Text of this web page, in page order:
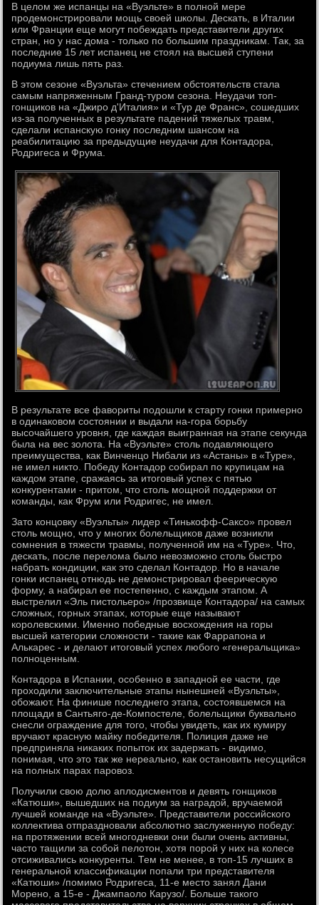
В целом же испанцы на «Вуэльте» в полной мере
продемонстрировали мощь своей школы. Дескать, в Италии
или Франции еще могут побеждать представители других
стран, но у нас дома - только по большим праздникам. Так, за
последние 15 лет испанец не стоял на высшей ступени
подиума лишь пять раз.
В этом сезоне «Вуэльта» стечением обстоятельств стала
самым напряженным Гранд-туром сезона. Неудачи топ-
гонщиков на «Джиро д'Италия» и «Тур де Франс», сошедших
из-за полученных в результате падений тяжелых травм,
сделали испанскую гонку последним шансом на
реабилитацию за предыдущие неудачи для Контадора,
Родригеса и Фрума.
В результате все фавориты подошли к старту гонки примерно
в одинаковом состоянии и выдали на-гора борьбу
высочайшего уровня, где каждая выигранная на этапе секунда
была на вес золота. На «Вуэльте» столь подавляющего
преимущества, как Винченцо Нибали из «Астаны» в «Туре»,
не имел никто. Победу Контадор собирал по крупицам на
каждом этапе, сражаясь за итоговый успех с пятью
конкурентами - притом, что столь мощной поддержки от
команды, как Фрум или Родригес, не имел.
Зато концовку «Вуэльты» лидер «Тинькофф-Саксо» провел
столь мощно, что у многих болельщиков даже возникли
сомнения в тяжести травмы, полученной им на «Туре». Что,
дескать, после перелома было невозможно столь быстро
набрать кондиции, как это сделал Контадор. Но в начале
гонки испанец отнюдь не демонстрировал феерическую
форму, а набирал ее постепенно, с каждым этапом. А
выстрелил «Эль пистольеро» /прозвище Контадора/ на самых
сложных, горных этапах, которые еще называют
королевскими. Именно победные восхождения на горы
высшей категории сложности - такие как Фаррапона и
Алькарес - и делают итоговый успех любого «генеральщика»
полноценным.
Контадора в Испании, особенно в западной ее части, где
проходили заключительные этапы нынешней «Вуэльты»,
обожают. На финише последнего этапа, состоявшемся на
площади в Сантьяго-де-Компостеле, болельщики буквально
снесли ограждение для того, чтобы увидеть, как их кумиру
вручают красную майку победителя. Полиция даже не
предприняла никаких попыток их задержать - видимо,
понимая, что это так же нереально, как остановить несущийся
на полных парах паровоз.
Получили свою долю аплодисментов и девять гонщиков
«Катюши», вышедших на подиум за наградой, вручаемой
лучшей команде на «Вуэльте». Представители российского
коллектива отпраздновали абсолютно заслуженную победу:
на протяжении всей многодневки они были очень активны,
часто тащили за собой пелотон, хотя порой у них на колесе
отсиживались конкуренты. Тем не менее, в топ-15 лучших в
генеральной классификации попали три представителя
«Катюши» /помимо Родригеса, 11-е место занял Дани
Морено, а 15-е - Джампаоло Карузо/. Больше такого